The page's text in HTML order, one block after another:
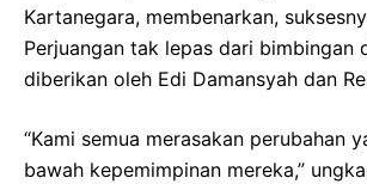
Kartanegara, membenarkan,
Perjuangan tak lepas dari bimbingan
diberikan oleh Edi Damansyah dan
“Kami semua merasakan perubahan
bawah kepemimpinan mereka,”